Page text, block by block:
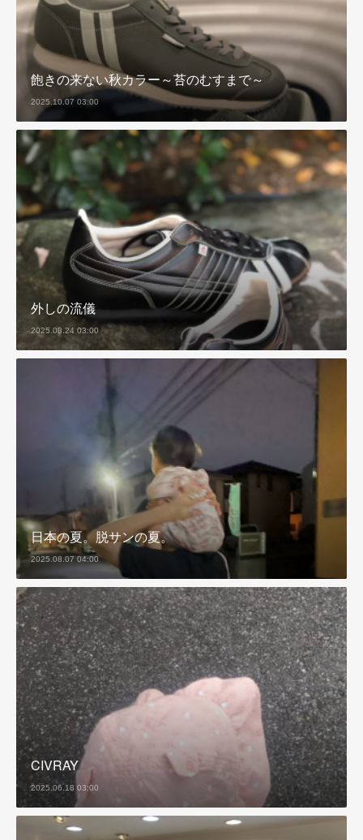
飽きの来ない秋カラー～苔のむすまで～
2025.10.07 03:00
外しの流儀
2025.08.24 03:00
日本の夏。脱サンの夏。
2025.08.07 04:00
CIVRAY
2025.06.18 03:00